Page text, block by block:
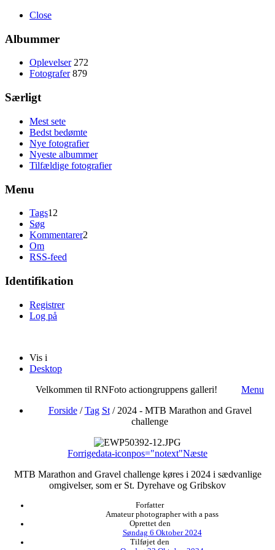
Close
Albummer
Oplevelser 272
Fotografer 879
Særligt
Mest sete
Bedst bedømte
Nye fotografier
Nyeste albummer
Tilfældige fotografier
Menu
Tags12
Søg
Kommentarer2
Om
RSS-feed
Identifikation
Registrer
Log på
Vis i
Desktop
Velkommen til RNFoto actiongruppens galleri!
Menu
Forside/Tag St/ 2024 - MTB Marathon and Gravel
challenge
Forrigedata-iconpos="notext"Næste
MTB Marathon and Gravel challenge køres i 2024 i sædvanlige
omgivelser, som er St. Dyrehave og Gribskov
Forfatter
Amateur photographer with a pass
Oprettet den
Søndag 6 Oktober 2024
Tilføjet den